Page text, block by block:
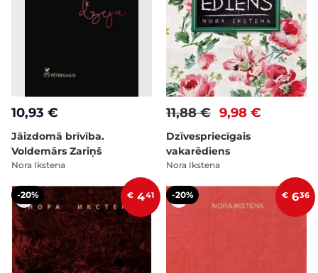
10,93 €
Jāizdomā brīvība.
Voldemārs Zariņš
Nora Ikstena
9,98 €
11,88 €
Dzīvespriecīgais
vakarēdiens
Nora Ikstena
-20% € 441 -20% € 636